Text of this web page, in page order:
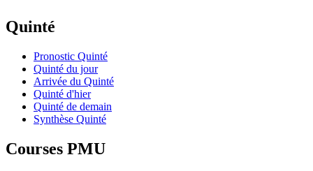
Quinté
Pronostic Quinté
Quinté du jour
Arrivée du Quinté
Quinté d'hier
Quinté de demain
Synthèse Quinté
Courses PMU